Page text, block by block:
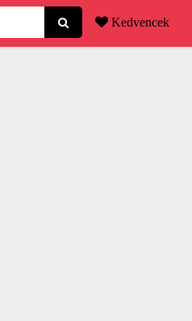
Kedvencek